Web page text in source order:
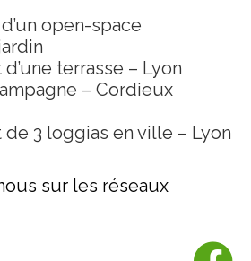
open-space
terrasse – Lyon
– Cordieux
3 loggias en ville – Lyon
sur les réseaux